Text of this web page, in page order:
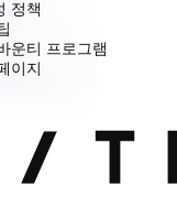
정책
운티 프로그램
이지